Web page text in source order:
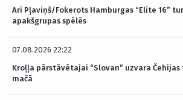
Arī Pļaviņš/Fokerots Hamburgas “Elite 16”
apakšgrupas spēlēs
07.08.2026 22:22
Kroļļa pārstāvētajai “Slovan” uzvara
mačā